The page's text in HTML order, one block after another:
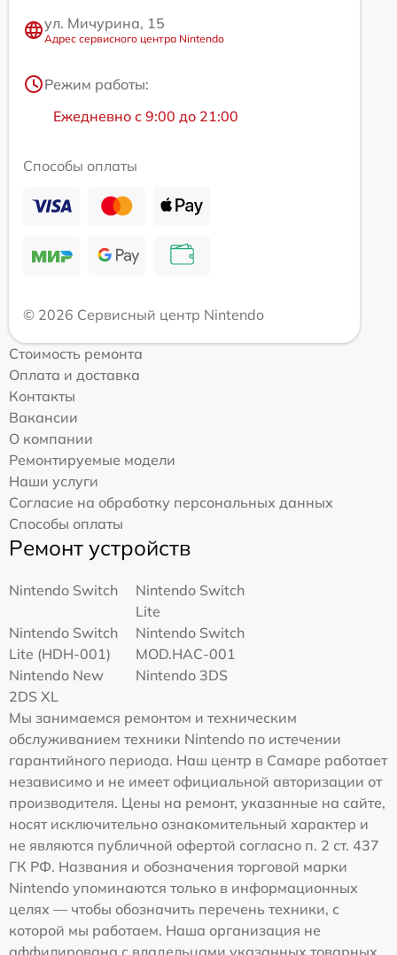
ул. Мичурина, 15
Адрес сервисного центра Nintendo
Режим работы:
Ежедневно с 9:00 до 21:00
Способы оплаты
© 2026 Сервисный центр Nintendo
Стоимость ремонта
Оплата и доставка
Контакты
Вакансии
О компании
Ремонтируемые модели
Наши услуги
Согласие на обработку персональных данных
Способы оплаты
Ремонт устройств
Nintendo Switch
Nintendo Switch
Lite
Nintendo Switch
Lite (HDH-001)
Nintendo Switch
MOD.HAC-001
Nintendo New
2DS XL
Nintendo 3DS
Мы занимаемся ремонтом и техническим
обслуживанием техники Nintendo по истечении
гарантийного периода. Наш центр в Самаре работает
независимо и не имеет официальной авторизации от
производителя. Цены на ремонт, указанные на сайте,
носят исключительно ознакомительный характер и
не являются публичной офертой согласно п. 2 ст. 437
ГК РФ. Названия и обозначения торговой марки
Nintendo упоминаются только в информационных
целях — чтобы обозначить перечень техники, с
которой мы работаем. Наша организация не